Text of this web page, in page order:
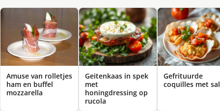
Amuse van rolletjes
ham en buffel
mozzarella
Geitenkaas in spek
met
honingdressing op
rucola
Gefrituurde
coquilles met